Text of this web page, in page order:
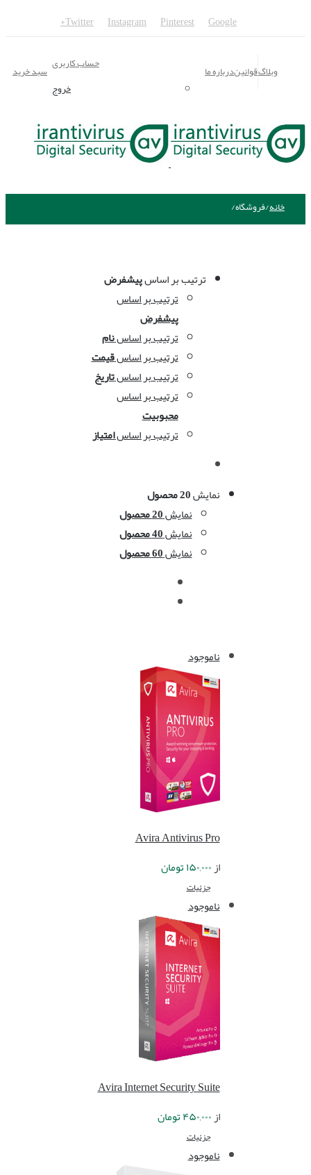
Twitter Instagram Pinterest Google+
وبلاگقوانیندرباره ما
حساب کاربری
خروج
سبد خرید
خانه/فروشگاه/
ترتیب بر اساسپیشفرض
ترتیب بر اساس
پیشفرض
ترتیب بر اساسنام
ترتیب بر اساسقیمت
ترتیب بر اساستاریخ
ترتیب بر اساس
محبوبیت
ترتیب بر اساسامتیاز
نمایش20 محصول
نمایش20 محصول
نمایش40 محصول
نمایش60 محصول
ناموجود
Avira Antivirus Pro
از۱۵۰,۰۰۰تومان
جزئیات
ناموجود
Avira Internet Security Suite
از۴۵۰,۰۰۰تومان
جزئیات
ناموجود